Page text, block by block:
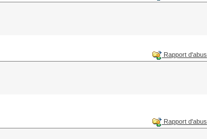
Rapport d'abus
Rapport d'abus